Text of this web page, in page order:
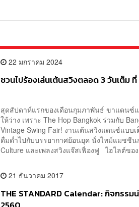
22 มกราคม 2024
ชวนไปร้องเล่นเต้นสวิงตลอด 3 วันเต็ม
สุดสัปดาห์แรกของเดือนกุมภาพันธ์ ขาแดนซ์
ให้ว่าง เพราะ The Hop Bangkok ร่วมกับ
Vintage Swing Fair! งานเต้นสวิงแดนซ์แบ
ดื่มด่ำไปกับบรรยากาศย้อนยุค นั่งไทม์แมชชีน
Culture และเพลงสวิงแจ๊สเฟื่องฟู ไฮไลต์ขอ
21 ธันวาคม 2017
THE STANDARD Calendar: กิจกรรม